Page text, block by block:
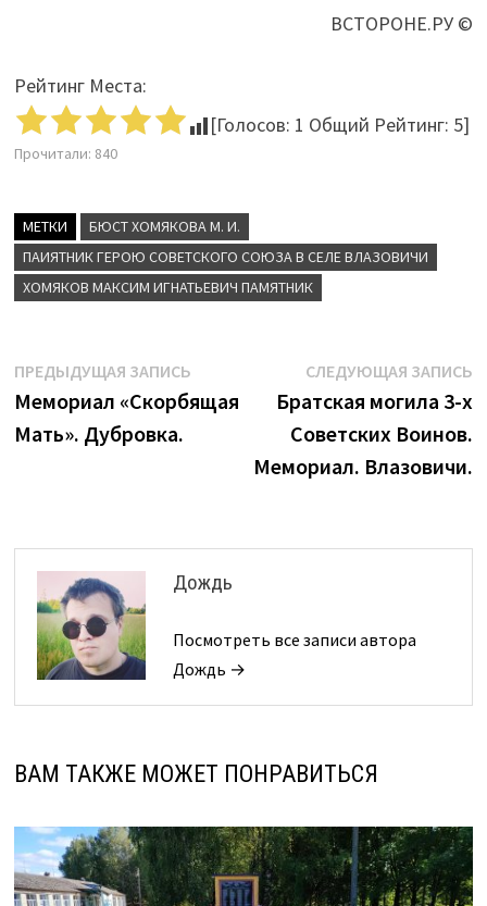
ВСТОРОНЕ.РУ ©
Рейтинг Места:
[Голосов: 1 Общий Рейтинг: 5]
Прочитали: 840
МЕТКИ
БЮСТ ХОМЯКОВА М. И.
ПАИЯТНИК ГЕРОЮ СОВЕТСКОГО СОЮЗА В СЕЛЕ ВЛАЗОВИЧИ
ХОМЯКОВ МАКСИМ ИГНАТЬЕВИЧ ПАМЯТНИК
Навигация
по
записям
ПРЕДЫДУЩАЯ ЗАПИСЬПредыдущая
запись:
Мемориал «Скорбящая
Мать». Дубровка.
СЛЕДУЮЩАЯ ЗАПИСЬ
Братская могила 3-х
Советских Воинов.
Мемориал. Влазовичи.
Дождь
Посмотреть все записи автора
Дождь →
ВАМ ТАКЖЕ МОЖЕТ ПОНРАВИТЬСЯ